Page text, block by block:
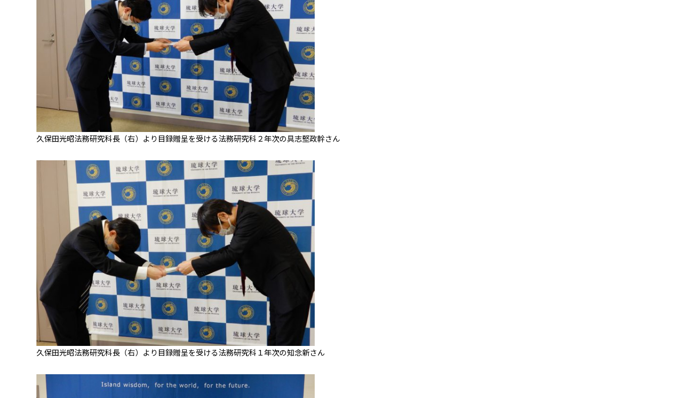
久保田光昭法務研究科長（右）より目録贈呈を受ける法務研究科２年次の具志堅政幹さん
久保田光昭法務研究科長（右）より目録贈呈を受ける法務研究科１年次の知念新さん